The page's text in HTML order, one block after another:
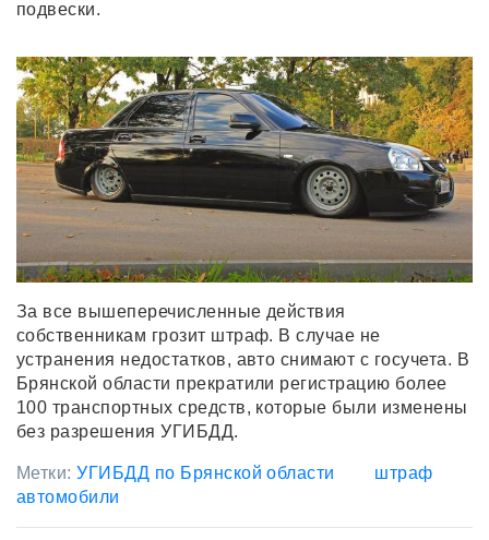
подвески.
За все вышеперечисленные действия
собственникам грозит штраф. В случае не
устранения недостатков, авто снимают с госучета. В
Брянской области прекратили регистрацию более
100 транспортных средств, которые были изменены
без разрешения УГИБДД.
Метки:УГИБДД по Брянской области
штраф
автомобили